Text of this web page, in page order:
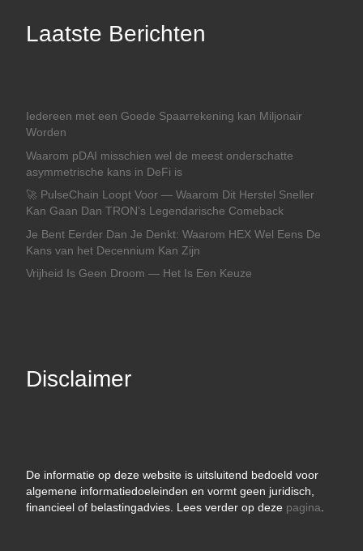
Laatste Berichten
Iedereen met een Goede Spaarrekening kan Miljonair
Worden
Waarom pDAI misschien wel de meest onderschatte
asymmetrische kans in DeFi is
🚀 PulseChain Loopt Voor — Waarom Dit Herstel Sneller
Kan Gaan Dan TRON’s Legendarische Comeback
Je Bent Eerder Dan Je Denkt: Waarom HEX Wel Eens De
Kans van het Decennium Kan Zijn
Vrijheid Is Geen Droom — Het Is Een Keuze
Disclaimer
De informatie op deze website is uitsluitend bedoeld voor
algemene informatiedoeleinden en vormt geen juridisch,
financieel of belastingadvies. Lees verder op deze pagina